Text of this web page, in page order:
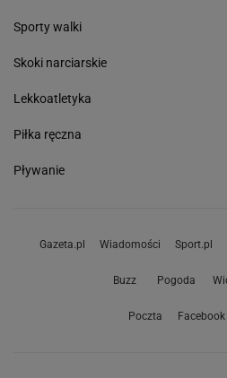
Sporty walki
Skoki narciarskie
Lekkoatletyka
Piłka ręczna
Pływanie
Gazeta.pl Wiadomości Sport.pl
Buzz Pogoda
Poczta Facebook